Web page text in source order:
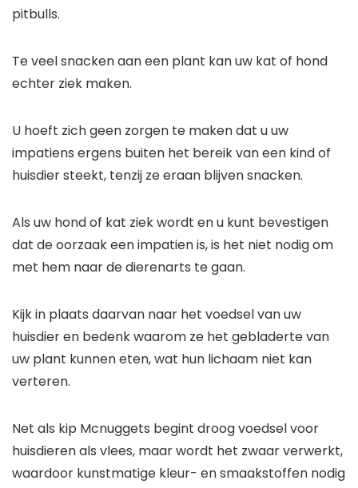
pitbulls.
Te veel snacken aan een plant kan uw kat of hond
echter ziek maken.
U hoeft zich geen zorgen te maken dat u uw
impatiens ergens buiten het bereik van een kind of
huisdier steekt, tenzij ze eraan blijven snacken.
Als uw hond of kat ziek wordt en u kunt bevestigen
dat de oorzaak een impatien is, is het niet nodig om
met hem naar de dierenarts te gaan.
Kijk in plaats daarvan naar het voedsel van uw
huisdier en bedenk waarom ze het gebladerte van
uw plant kunnen eten, wat hun lichaam niet kan
verteren.
Net als kip Mcnuggets begint droog voedsel voor
huisdieren als vlees, maar wordt het zwaar verwerkt,
waardoor kunstmatige kleur- en smaakstoffen nodig